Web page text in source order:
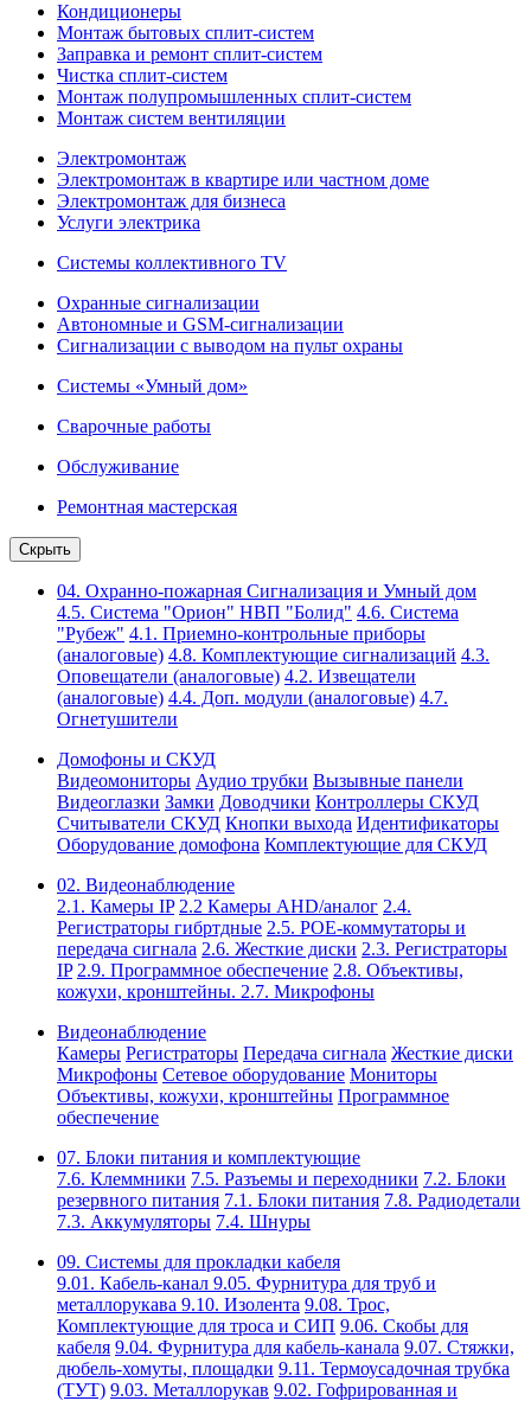
Кондиционеры
Монтаж бытовых сплит-систем
Заправка и ремонт сплит-систем
Чистка сплит-систем
Монтаж полупромышленных сплит-систем
Монтаж систем вентиляции
Электромонтаж
Электромонтаж в квартире или частном доме
Электромонтаж для бизнеса
Услуги электрика
Системы коллективного TV
Охранные сигнализации
Автономные и GSM-сигнализации
Сигнализации с выводом на пульт охраны
Системы «Умный дом»
Сварочные работы
Обслуживание
Ремонтная мастерская
Скрыть
04. Охранно-пожарная Сигнализация и Умный дом
4.5. Система "Орион" НВП "Болид" 4.6. Система
"Рубеж" 4.1. Приемно-контрольные приборы
(аналоговые) 4.8. Комплектующие сигнализаций 4.3.
Оповещатели (аналоговые) 4.2. Извещатели
(аналоговые) 4.4. Доп. модули (аналоговые) 4.7.
Огнетушители
Домофоны и СКУД
Видеомониторы Аудио трубки Вызывные панели
Видеоглазки Замки Доводчики Контроллеры СКУД
Считыватели СКУД Кнопки выхода Идентификаторы
Оборудование домофона Комплектующие для СКУД
02. Видеонаблюдение
2.1. Камеры IP 2.2 Камеры AHD/аналог 2.4.
Регистраторы гибртдные 2.5. РОЕ-коммутаторы и
передача сигнала 2.6. Жесткие диски 2.3. Регистраторы
IP 2.9. Программное обеспечение 2.8. Объективы,
кожухи, кронштейны. 2.7. Микрофоны
Видеонаблюдение
Камеры Регистраторы Передача сигнала Жесткие диски
Микрофоны Сетевое оборудование Мониторы
Объективы, кожухи, кронштейны Программное
обеспечение
07. Блоки питания и комплектующие
7.6. Клеммники 7.5. Разъемы и переходники 7.2. Блоки
резервного питания 7.1. Блоки питания 7.8. Радиодетали
7.3. Аккумуляторы 7.4. Шнуры
09. Системы для прокладки кабеля
9.01. Кабель-канал 9.05. Фурнитура для труб и
металлорукава 9.10. Изолента 9.08. Трос,
Комплектующие для троса и СИП 9.06. Скобы для
кабеля 9.04. Фурнитура для кабель-канала 9.07. Стяжки,
дюбель-хомуты, площадки 9.11. Термоусадочная трубка
(ТУТ) 9.03. Металлорукав 9.02. Гофрированная и